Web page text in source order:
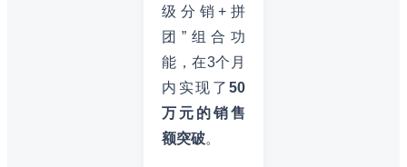
级分销+拼
团”组合功
能，在3个月
内实现了 50
万元的销售
额突破。